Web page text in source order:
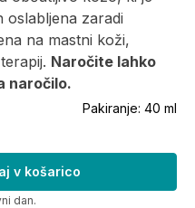
oslabljena zaradi
na mastni koži,
Naročite lahko
naročilo.
Pakiranje: 40 ml
v košarico
dan.